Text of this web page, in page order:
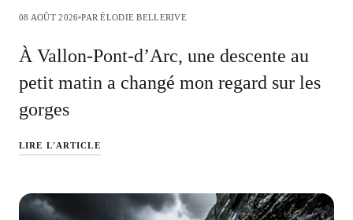
08 AOÛT 2026 PAR ÉLODIE BELLERIVE
À Vallon-Pont-d’Arc, une descente au
petit matin a changé mon regard sur les
gorges
LIRE L'ARTICLE